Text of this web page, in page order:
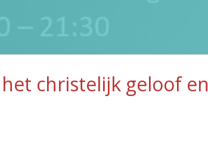
christelijk geloof en